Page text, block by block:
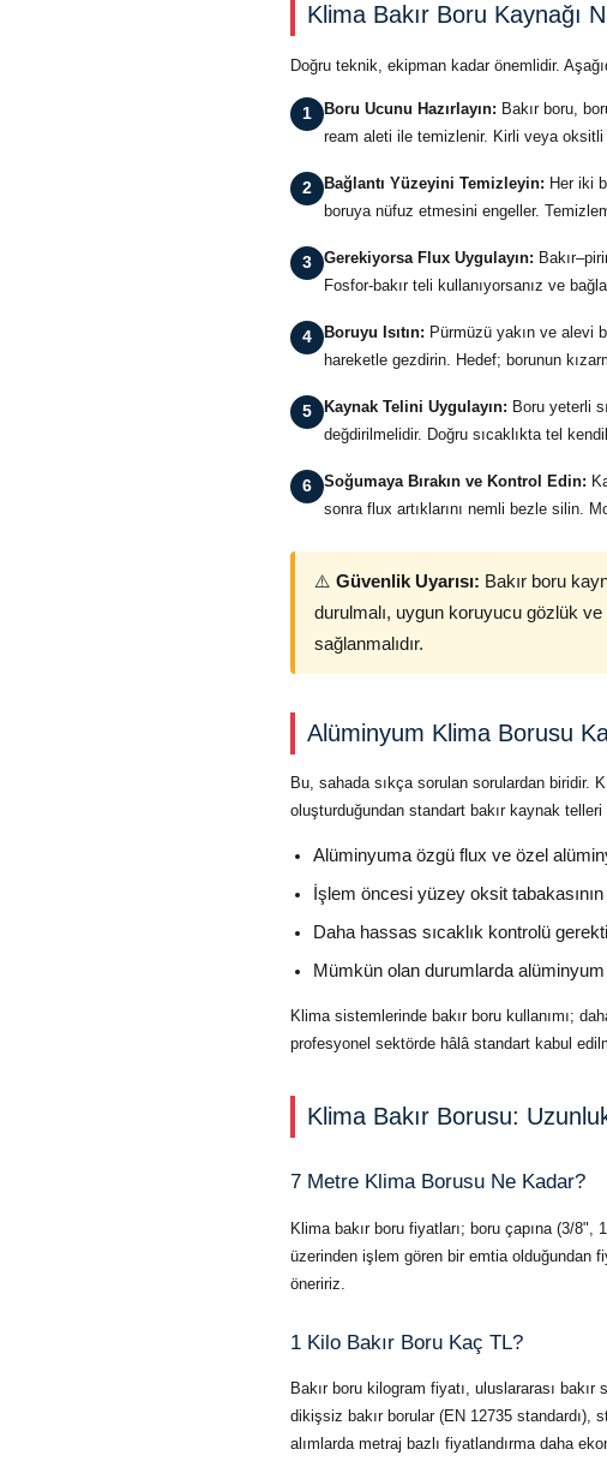
Klima Bakır Boru Kaynağı
Doğru teknik, ekipman kadar önemlidir.
1 Boru Ucunu Hazırlayın: Bakır boru,
ream aleti ile temizlenir. Kirli veya
2 Bağlantı Yüzeyini Temizleyin: Her iki
boruya nüfuz etmesini engeller.
3 Gerekiyorsa Flux Uygulayın:
Fosfor-bakır teli kullanıyorsanız ve
4 Boruyu Isıtın: Pürmüzü yakın ve alevi
hareketle gezdirin. Hedef; borunun
5 Kaynak Telini Uygulayın: Boru yeterli
değdirilmelidir. Doğru sıcaklıkta tel
6 Soğumaya Bırakın ve Kontrol Edin:
sonra flux artıklarını nemli bezle silin.
⚠️ Güvenlik Uyarısı: Bakır boru
durulmalı, uygun koruyucu gözlük ve
sağlanmalıdır.
Alüminyum Klima Borusu
Bu, sahada sıkça sorulan sorulardan biridir.
oluşturduğundan standart bakır kaynak
Alüminyuma özgü flux ve özel
İşlem öncesi yüzey oksit
Daha hassas sıcaklık kontrolü
Mümkün olan durumlarda
Klima sistemlerinde bakır boru kullanımı;
profesyonel sektörde hâlâ standart kabul
Klima Bakır Borusu:
7 Metre Klima Borusu Ne Kadar?
Klima bakır boru fiyatları; boru çapına (3/
üzerinden işlem gören bir emtia olduğundan
öneririz.
1 Kilo Bakır Boru Kaç TL?
Bakır boru kilogram fiyatı, uluslararası
dikişsiz bakır borular (EN 12735 standardı),
alımlarda metraj bazlı fiyatlandırma daha